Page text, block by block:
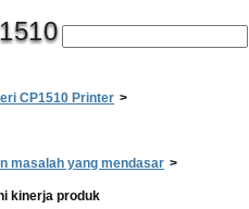
CP1510 Printer >
masalah yang mendasar >
kinerja produk